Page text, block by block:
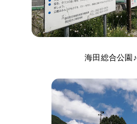
海田総合公園♪